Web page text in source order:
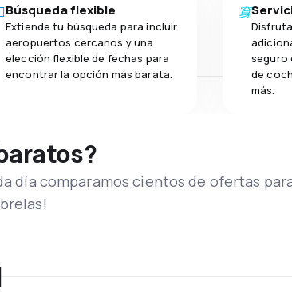
Búsqueda flexible
Extiende tu búsqueda para incluir
aeropuertos cercanos y una
elección flexible de fechas para
encontrar la opción más barata.
seguro
de
más.
día comparamos cientos de ofertas